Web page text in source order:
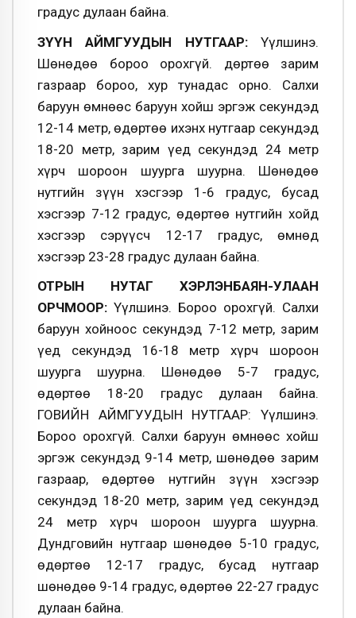
градус дулаан байна.
ЗҮҮН АЙМГУУДЫН НУТГААР:Үүлшинэ.
Шөнөдөө бороо орохгүй. Өдөртөө зарим
газраар бороо, хур тунадас орно. Салхи
баруун өмнөөс баруун хойш эргэж секундэд
12-14 метр, өдөртөө ихэнх нутгаар секундэд
18-20 метр, зарим үед секундэд 24 метр
хүрч шороон шуурга шуурна. Шөнөдөө
нутгийн зүүн хэсгээр 1-6 градус, бусад
хэсгээр 7-12 градус, өдөртөө нутгийн хойд
хэсгээр сэрүүсч 12-17 градус, өмнөд
хэсгээр 23-28 градус дулаан байна.
ОТРЫН НУТАГ ХЭРЛЭНБАЯН-УЛААН
ОРЧМООР: Үүлшинэ. Бороо орохгүй. Салхи
баруун хойноос секундэд 7-12 метр, зарим
үед секундэд 16-18 метр хүрч шороон
шуурга шуурна. Шөнөдөө 5-7 градус,
өдөртөө 18-20 градус дулаан байна.
ГОВИЙН АЙМГУУДЫН НУТГААР: Үүлшинэ.
Бороо орохгүй. Салхи баруун өмнөөс хойш
эргэж секундэд 9-14 метр, шөнөдөө зарим
газраар, өдөртөө нутгийн зүүн хэсгээр
секундэд 18-20 метр, зарим үед секундэд
24 метр хүрч шороон шуурга шуурна.
Дундговийн нутгаар шөнөдөө 5-10 градус,
өдөртөө 12-17 градус, бусад нутгаар
шөнөдөө 9-14 градус, өдөртөө 22-27 градус
дулаан байна.